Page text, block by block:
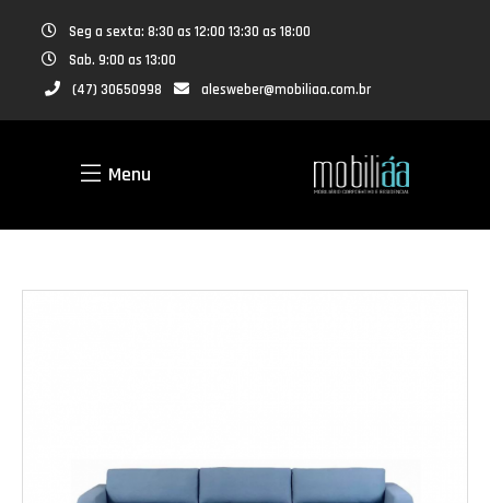
Seg a sexta: 8:30 as 12:00 13:30 as 18:00
Sab. 9:00 as 13:00
(47) 30650998
alesweber@mobiliaa.com.br
Menu